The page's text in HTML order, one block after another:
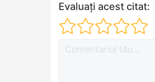
Evaluați acest citat: